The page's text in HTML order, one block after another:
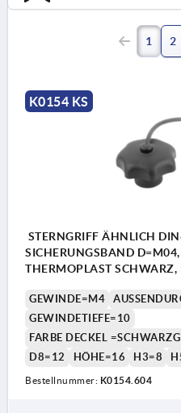
1 2
K0154 KS
STERNGRIFF ÄHNLICH
SICHERUNGSBAND
THERMOPLAST SCHWARZ,
GEWINDE=M4
GEWINDETIEFE=10
FARBE DECKEL
D8=12
HÖHE=16 H3=8
Bestellnummer: K0154.604